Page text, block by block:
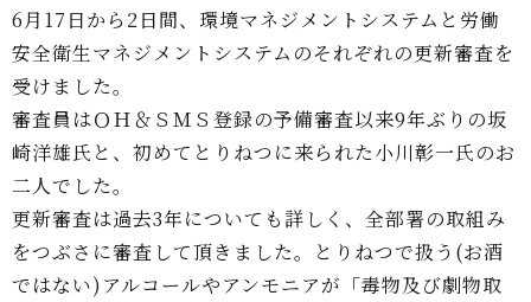
6月17日から2日間、環境マネジメントシステムと労働
安全衛生マネジメントシステムのそれぞれの更新審査を
受けました。
審査員はＯＨ＆ＳＭＳ登録の予備審査以来9年ぶりの坂
崎洋雄氏と、初めてとりねつに来られた小川彰一氏のお
二人でした。
更新審査は過去3年についても詳しく、全部署の取組み
をつぶさに審査して頂きました。とりねつで扱う(お酒
ではない)アルコールやアンモニアが「毒物及び劇物取